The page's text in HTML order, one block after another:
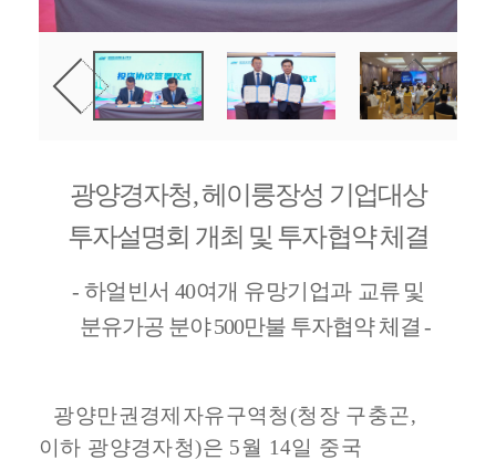
광양경자청,헤이룽장성 기업대상
투자설명회 개최 및 투자협약 체결
- 하얼빈서 40여개 유망기업과 교류 및
분유가공 분야500만불 투자협약 체결-
광양만권경제자유구역청(청장 구충곤,
이하 광양경자청)은 5월 14일 중국